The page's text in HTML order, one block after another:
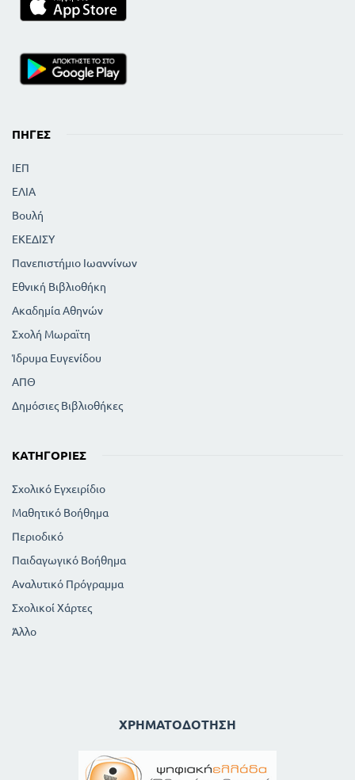
ΠΗΓΈΣ
ΙΕΠ
ΕΛΙΑ
Βουλή
ΕΚΕΔΙΣΥ
Πανεπιστήμιο Ιωαννίνων
Εθνική Βιβλιοθήκη
Ακαδημία Αθηνών
Σχολή Μωραϊτη
Ίδρυμα Ευγενίδου
ΑΠΘ
Δημόσιες Βιβλιοθήκες
ΚΑΤΗΓΟΡΊΕΣ
Σχολικό Εγχειρίδιο
Μαθητικό Βοήθημα
Περιοδικό
Παιδαγωγικό Βοήθημα
Αναλυτικό Πρόγραμμα
Σχολικοί Χάρτες
Άλλο
ΧΡΗΜΑΤΟΔΌΤΗΣΗ